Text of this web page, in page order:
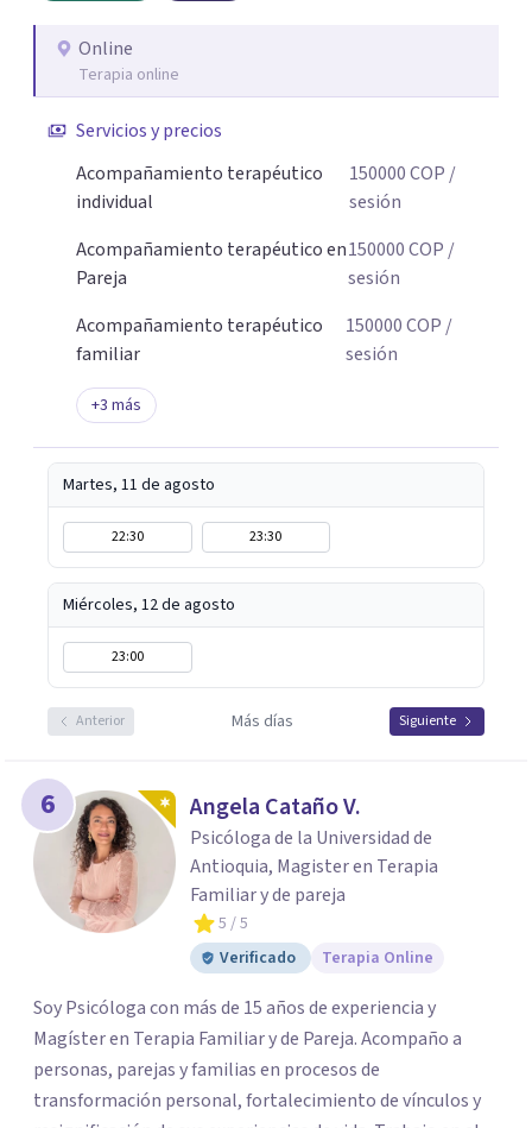
Online
Terapia online
Servicios y precios
Acompañamiento terapéutico
individual
150000COP /
sesión
Acompañamiento terapéutico en
Pareja
150000COP /
sesión
Acompañamiento terapéutico
familiar
150000COP /
sesión
+3 más
Martes, 11 de agosto
22:30 23:30
Miércoles, 12 de agosto
23:00
Anterior Más días Siguiente
6 Angela Cataño V.
Psicóloga de la Universidad de
Antioquia, Magister en Terapia
Familiar y de pareja
5 / 5
Verificado
Terapia Online
Soy Psicóloga con más de 15 años de experiencia y
Magíster en Terapia Familiar y de Pareja. Acompaño a
personas, parejas y familias en procesos de
transformación personal, fortalecimiento de vínculos y